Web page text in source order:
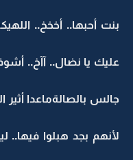
بنت أحبها.. أخخخ..
عليك يا نضال.. آآخ..
جالس بالصالةماعدا
لأنهم بجد هبلوا